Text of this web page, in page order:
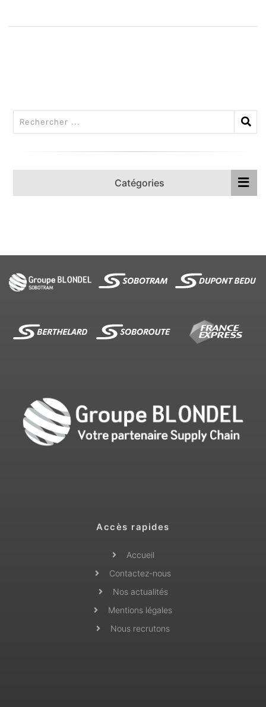
Catégories
Accès rapides
Accueil
Contactez-nous
Nos actualités
Mentions légales
Nous recrutons